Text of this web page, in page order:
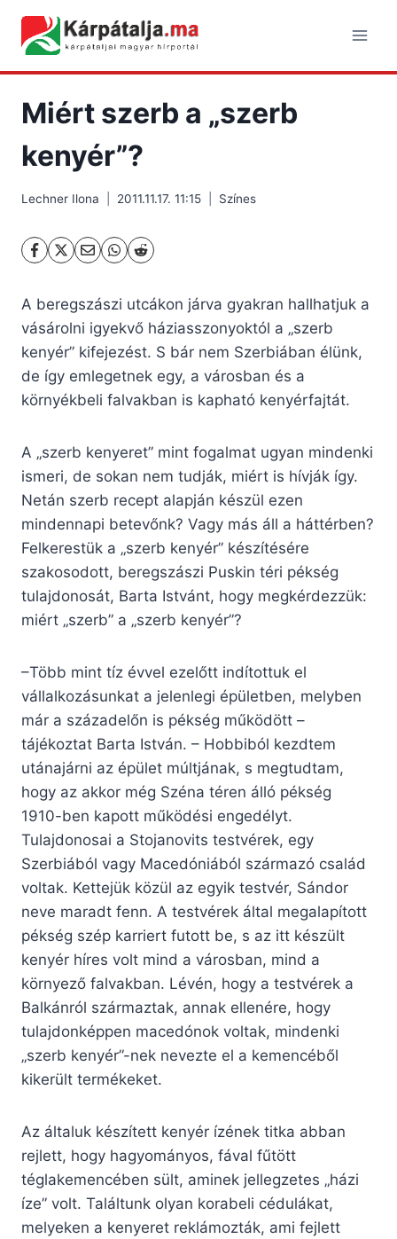
content
Miért szerb a „szerb
kenyér”?
Lechner Ilona 2011.11.17. 11:15 Színes
A beregszászi utcákon járva gyakran hallhatjuk a
vásárolni igyekvő háziasszonyoktól a „szerb
kenyér” kifejezést. S bár nem Szerbiában élünk,
de így emlegetnek egy, a városban és a
környékbeli falvakban is kapható kenyérfajtát.
A „szerb kenyeret” mint fogalmat ugyan mindenki
ismeri, de sokan nem tudják, miért is hívják így.
Netán szerb recept alapján készül ezen
mindennapi betevőnk? Vagy más áll a háttérben?
Felkerestük a „szerb kenyér” készítésére
szakosodott, beregszászi Puskin téri pékség
tulajdonosát, Barta Istvánt, hogy megkérdezzük:
miért „szerb” a „szerb kenyér”?
–Több mint tíz évvel ezelőtt indítottuk el
vállalkozásunkat a jelenlegi épületben, melyben
már a századelőn is pékség működött –
tájékoztat Barta István. – Hobbiból kezdtem
utánajárni az épület múltjának, s megtudtam,
hogy az akkor még Széna téren álló pékség
1910-ben kapott működési engedélyt.
Tulajdonosai a Stojanovits testvérek, egy
Szerbiából vagy Macedóniából származó család
voltak. Kettejük közül az egyik testvér, Sándor
neve maradt fenn. A testvérek által megalapított
pékség szép karriert futott be, s az itt készült
kenyér híres volt mind a városban, mind a
környező falvakban. Lévén, hogy a testvérek a
Balkánról származtak, annak ellenére, hogy
tulajdonképpen macedónok voltak, mindenki
„szerb kenyér”-nek nevezte el a kemencéből
kikerült termékeket.
Az általuk készített kenyér ízének titka abban
rejlett, hogy hagyományos, fával fűtött
téglakemencében sült, aminek jellegzetes „házi
íze” volt. Találtunk olyan korabeli cédulákat,
melyeken a kenyeret reklámozták, ami fejlett